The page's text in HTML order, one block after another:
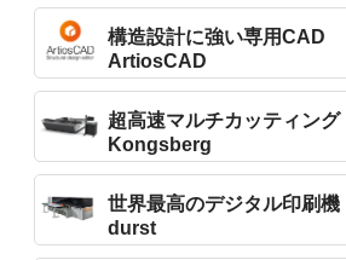
構造設計に強い専用CAD
ArtiosCAD
超高速マルチカッティング
Kongsberg
世界最高のデジタル印刷機
durst